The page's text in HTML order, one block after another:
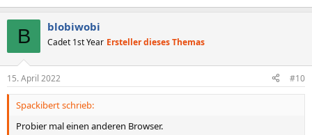
B blobiwobi
Cadet 1st Year Ersteller dieses Themas
15. April 2022 #10
Spackibert schrieb:
Probier mal einen anderen Browser.